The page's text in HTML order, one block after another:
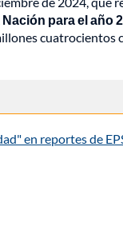
para el año
cuatrocientos
en reportes de